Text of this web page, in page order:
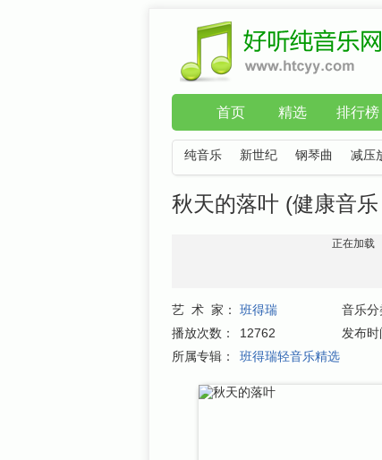
首页 精选 排行榜
纯音乐 新世纪 钢琴曲 减压
秋天的落叶 (健康音
正在加载
艺 术 家： 班得瑞 音乐分
播放次数：
12762 发布时
所属专辑：
班得瑞轻音乐精选